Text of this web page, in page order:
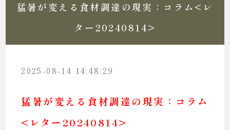
猛暑が変える食材調達の現実：コラム<レ
ター20240814>
2025-08-14 14:48:29
猛暑が変える食材調達の現実：コラム
<レター20240814>